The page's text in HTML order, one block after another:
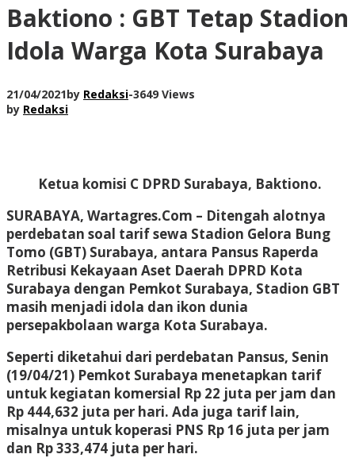
Baktiono : GBT Tetap Stadion
Idola Warga Kota Surabaya
21/04/2021by Redaksi-3649 Views
by Redaksi
Ketua komisi C DPRD Surabaya, Baktiono.
SURABAYA, Wartagres.Com – Ditengah alotnya
perdebatan soal tarif sewa Stadion Gelora Bung
Tomo (GBT) Surabaya, antara Pansus Raperda
Retribusi Kekayaan Aset Daerah DPRD Kota
Surabaya dengan Pemkot Surabaya, Stadion GBT
masih menjadi idola dan ikon dunia
persepakbolaan warga Kota Surabaya.
Seperti diketahui dari perdebatan Pansus, Senin
(19/04/21) Pemkot Surabaya menetapkan tarif
untuk kegiatan komersial Rp 22 juta per jam dan
Rp 444,632 juta per hari. Ada juga tarif lain,
misalnya untuk koperasi PNS Rp 16 juta per jam
dan Rp 333,474 juta per hari.